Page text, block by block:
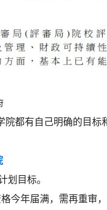
都有自己明确的目标
划目标。
今年届满，需再重审